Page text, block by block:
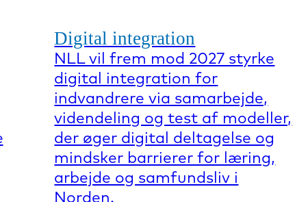
Digital integration
NLL vil frem mod 2027 styrke
digital integration for
indvandrere via samarbejde,
videndeling og test af modeller,
der øger digital deltagelse og
mindsker barrierer for læring,
arbejde og samfundsliv i
Norden.